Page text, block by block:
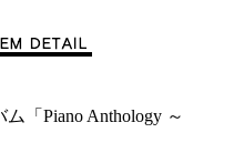
「Piano Anthology ～